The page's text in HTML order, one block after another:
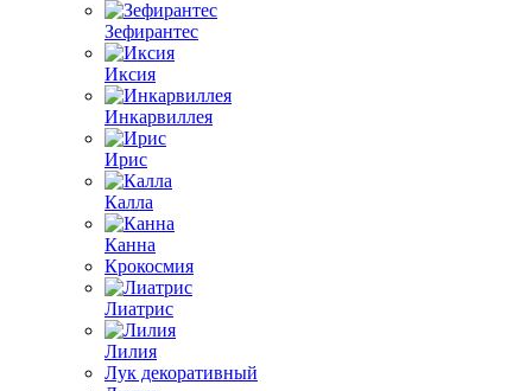
Зефирантес
Иксия
Инкарвиллея
Ирис
Калла
Канна
Крокосмия
Лиатрис
Лилия
Лук декоративный